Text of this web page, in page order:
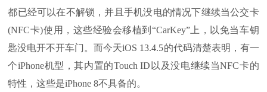
都已经可以在不解锁，并且手机没电的情况下继续当公交卡
(NFC卡)使用，这些经验会移植到“CarKey”上，以免当车钥
匙没电开不开车门。而今天iOS 13.4.5的代码清楚表明，有一
个iPhone机型，其内置的Touch ID以及没电继续当NFC卡的
特性，这些是iPhone 8不具备的。